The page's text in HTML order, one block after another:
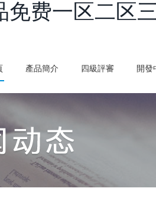
费一区二区
產品簡介 四級評審 開發